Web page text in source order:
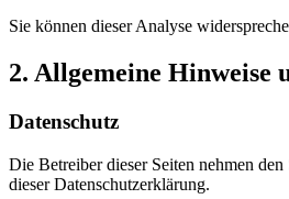
Sie können dieser Analyse
2. Allgemeine
Datenschutz
Die Betreiber dieser Seiten nehmen
dieser Datenschutzerklärung.